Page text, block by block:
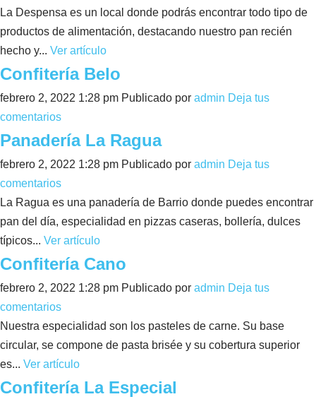
La Despensa es un local donde podrás encontrar todo tipo de
productos de alimentación, destacando nuestro pan recién
hecho y... Ver artículo
Confitería Belo
febrero 2, 2022 1:28 pm Publicado por admin Deja tus
comentarios
Panadería La Ragua
febrero 2, 2022 1:28 pm Publicado por admin Deja tus
comentarios
La Ragua es una panadería de Barrio donde puedes encontrar
pan del día, especialidad en pizzas caseras, bollería, dulces
típicos... Ver artículo
Confitería Cano
febrero 2, 2022 1:28 pm Publicado por admin Deja tus
comentarios
Nuestra especialidad son los pasteles de carne. Su base
circular, se compone de pasta brisée y su cobertura superior
es... Ver artículo
Confitería La Especial